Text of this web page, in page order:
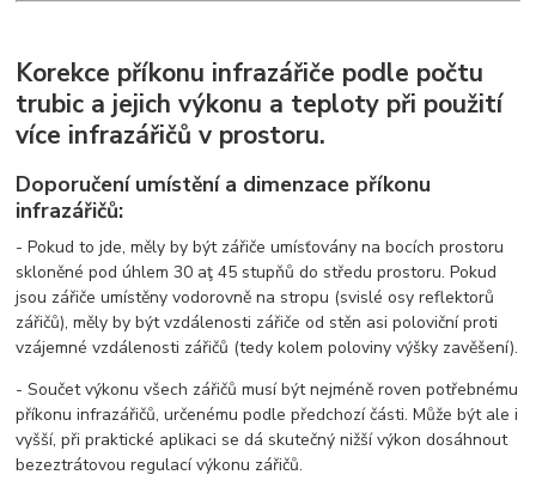
Korekce příkonu infrazářiče podle počtu
trubic a jejich výkonu a teploty při použití
více infrazářičů v prostoru.
Doporučení umístění a dimenzace příkonu
infrazářičů:
- Pokud to jde, měly by být zářiče umísťovány na bocích prostoru
skloněné pod úhlem 30 aţ 45 stupňů do středu prostoru. Pokud
jsou zářiče umístěny vodorovně na stropu (svislé osy reflektorů
zářičů), měly by být vzdálenosti zářiče od stěn asi poloviční proti
vzájemné vzdálenosti zářičů (tedy kolem poloviny výšky zavěšení).
- Součet výkonu všech zářičů musí být nejméně roven potřebnému
příkonu infrazářičů, určenému podle předchozí části. Může být ale i
vyšší, při praktické aplikaci se dá skutečný nižší výkon dosáhnout
bezeztrátovou regulací výkonu zářičů.